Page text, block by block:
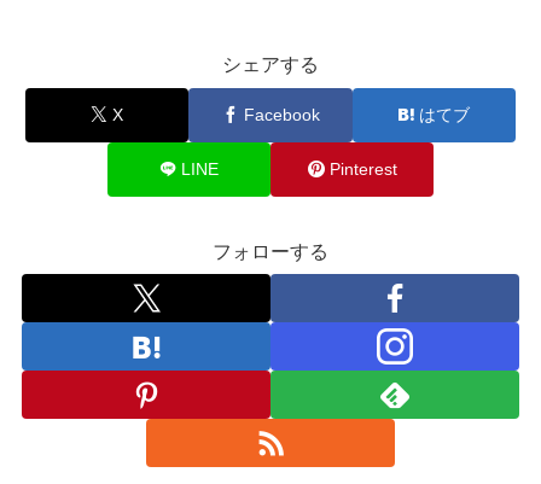
シェアする
X Facebook はてブ
LINE Pinterest
フォローする